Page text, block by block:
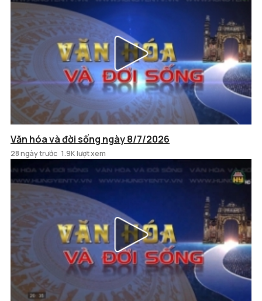
Văn hóa và đời sống ngày 8/7/2026
28 ngày trước 1.9K lượt xem